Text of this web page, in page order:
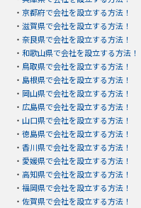
・ 京都府で会社を設立する方法！
・ 滋賀県で会社を設立する方法！
・ 奈良県で会社を設立する方法！
・ 和歌山県で会社を設立する方法！
・ 鳥取県で会社を設立する方法！
・ 島根県で会社を設立する方法！
・ 岡山県で会社を設立する方法！
・ 広島県で会社を設立する方法！
・ 山口県で会社を設立する方法！
・ 徳島県で会社を設立する方法！
・ 香川県で会社を設立する方法！
・ 愛媛県で会社を設立する方法！
・ 高知県で会社を設立する方法！
・ 福岡県で会社を設立する方法！
・ 佐賀県で会社を設立する方法！